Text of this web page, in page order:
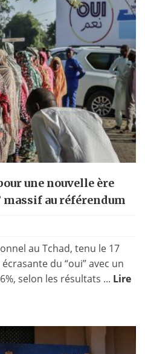
une nouvelle ère
massif au référendum
au Tchad, tenu le 17
du “oui” avec un
selon les résultats ... Lire